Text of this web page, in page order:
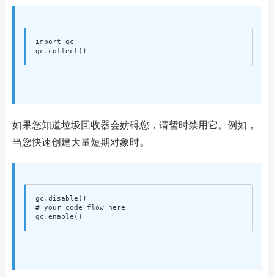
import
gc
gc . collect ()
如果您知道垃圾回收器会妨碍您，请暂时禁用它。例如，
当您快速创建大量短期对象时。
gc . disable ()
gc . enable ()